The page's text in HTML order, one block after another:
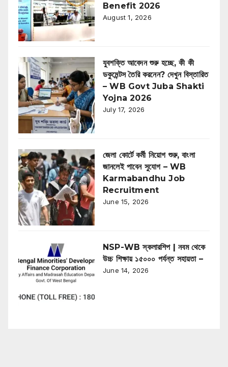
Benefit 2026
August 1, 2026
যুবশক্তি আবেদন শুরু হচ্ছে, কী কী
ডকুমেন্টস তৈরি করনেন? দেখুন বিস্তারিত
– WB Govt Juba Shakti
Yojna 2026
July 17, 2026
জেলা কোর্টে কর্মী নিয়োগ শুরু, বাংলা
জানলেই পাবেন সুযোগ – WB
Karmabandhu Job
Recruitment
June 15, 2026
NSP-WB স্কলারশিপ | নবম থেকে
উচ্চ শিক্ষায় ১৫০০০ পর্যন্ত সহায়তা –
June 14, 2026